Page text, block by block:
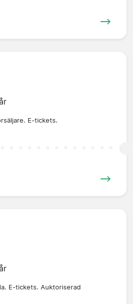
E-tickets.
E-tickets. Auktoriserad